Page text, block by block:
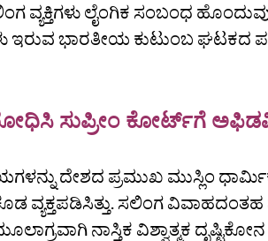
ವ್ಯಕ್ತಿಗಳು ಲೈಂಗಿಕ ಸಂಬಂಧ
ಭಾರತೀಯ ಕುಟುಂಬ ಘಟಕದ
ಸುಪ್ರೀಂ ಕೋರ್ಟ್‌ಗೆ
ದೇಶದ ಪ್ರಮುಖ ಮುಸ್ಲಿಂ
ಸಲಿಂಗ ವಿವಾಹದಂತಹ
ನಾಸ್ತಿಕ ವಿಶ್ವಾತ್ಮಕ